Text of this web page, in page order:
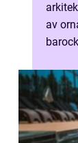
av